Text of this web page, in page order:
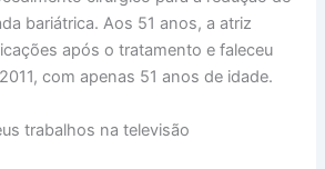
bariátrica. Aos 51 anos, a atriz
após o tratamento e faleceu
com apenas 51 anos de idade.
trabalhos na televisão